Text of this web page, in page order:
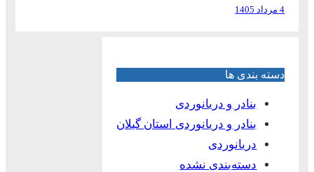
4 مرداد 1405
دسته بندی ها
بنادر و دریانوردی
بنادر و دریانوردی استان گیلان
دریانوردی
دسته‌بندی نشده